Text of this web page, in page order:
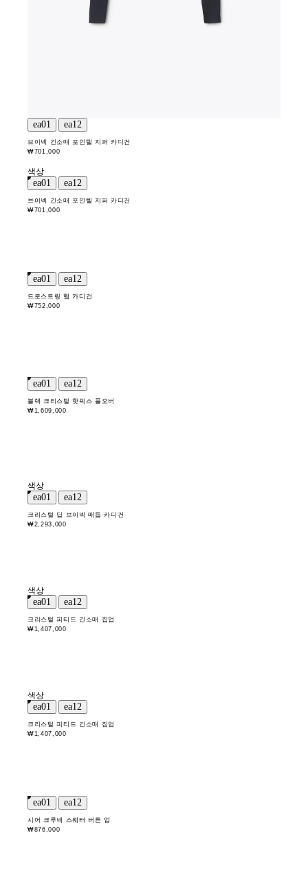
브이넥 긴소매 포인텔 지퍼 카디건
₩701,000
색상
브이넥 긴소매 포인텔 지퍼 카디건
₩701,000
드로스트링 헴 카디건
₩752,000
블랙 크리스털 핫픽스 풀오버
₩1,609,000
색상
크리스털 딥 브이넥 매듭 카디건
₩2,293,000
색상
크리스털 피티드 긴소매 집업
₩1,407,000
색상
크리스털 피티드 긴소매 집업
₩1,407,000
시어 크루넥 스웨터 버튼 업
₩876,000